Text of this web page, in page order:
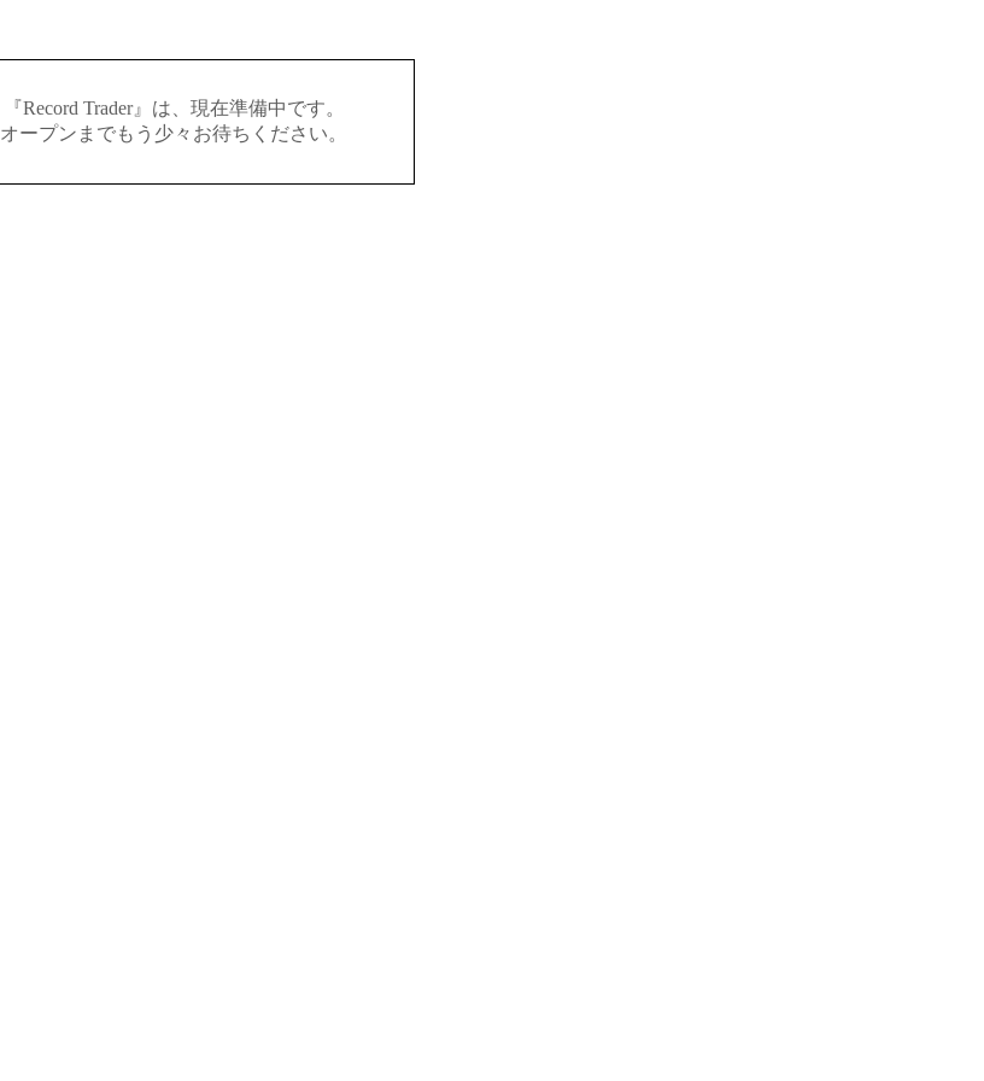
『Record Trader』は、現在準備中です。
オープンまでもう少々お待ちください。